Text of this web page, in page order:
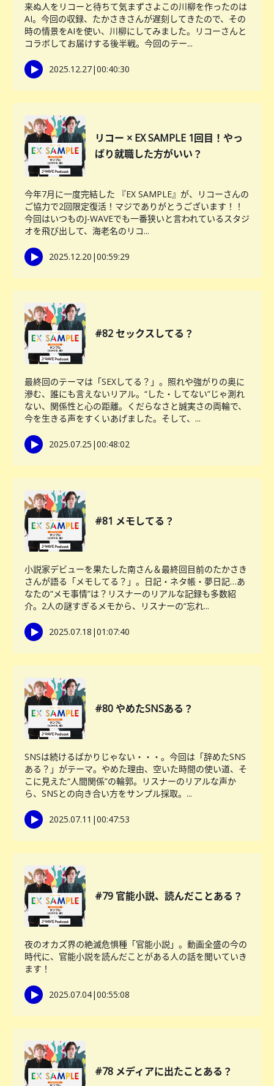
来ぬ人をリコーと待ちて気まずさよこの川柳を作ったのは
AI。今回の収録、たかさきさんが遅刻してきたので、その
時の情景をAIを使い、川柳にしてみました。リコーさんと
コラボしてお届けする後半戦。今回のテー...
2025.12.27|00:40:30
リコー × EX SAMPLE 1回目！やっ
ぱり就職した方がいい？
今年7月に一度完結した 『EX SAMPLE』が、リコーさんの
ご協力で2回限定復活！マジでありがとうございます！！
今回はいつものJ-WAVEでも一番狭いと言われているスタジ
オを飛び出して、海老名のリコ...
2025.12.20 |00:59:29
#82 セックスしてる？
最終回のテーマは「SEXしてる？」。照れや強がりの奥に
滲む、誰にも言えないリアル。“した・してない”じゃ測れ
ない、関係性と心の距離。くだらなさと誠実さの両輪で、
今を生きる声をすくいあげました。そして、...
2025.07.25 |00:48:02
#81 メモしてる？
小説家デビューを果たした南さん＆最終回目前のたかさき
さんが語る「メモしてる？」。日記・ネタ帳・夢日記…あ
なたの“メモ事情”は？リスナーのリアルな記録も多数紹
介。2人の謎すぎるメモから、リスナーの“忘れ...
2025.07.18 |01:07:40
#80 やめたSNSある？
SNSは続けるばかりじゃない・・・。今回は「辞めたSNS
ある？」がテーマ。やめた理由、空いた時間の使い道、そ
こに見えた“人間関係”の輪郭。リスナーのリアルな声か
ら、SNSとの向き合い方をサンプル採取。...
2025.07.11 |00:47:53
#79 官能小説、読んだことある？
夜のオカズ界の絶滅危惧種「官能小説」。動画全盛の今の
時代に、官能小説を読んだことがある人の話を聞いていき
ます！
2025.07.04|00:55:08
#78 メディアに出たことある？